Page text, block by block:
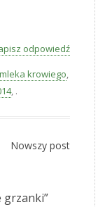
odpowiedź
krowiego,
, .
Nowszy post
grzanki”